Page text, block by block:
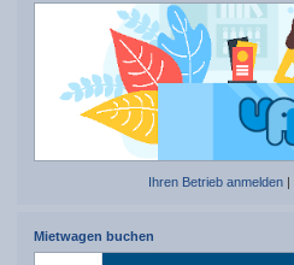
Ihren Betrieb anmelden
Mietwagen buchen